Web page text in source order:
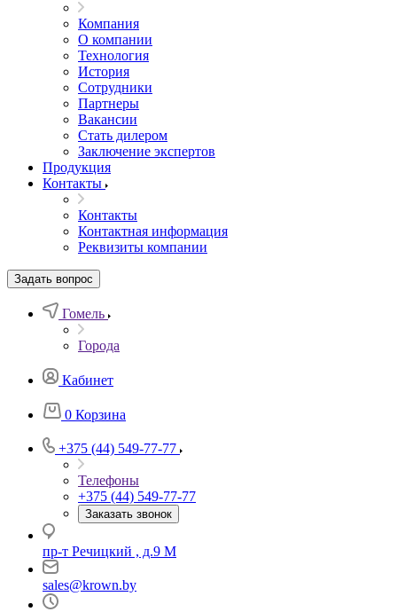
Компания
О компании
Технология
История
Сотрудники
Партнеры
Вакансии
Стать дилером
Заключение экспертов
Продукция
Контакты
Контакты
Контактная информация
Реквизиты компании
Задать вопрос
Гомель
Города
Кабинет
0 Корзина
+375 (44) 549-77-77
Телефоны
+375 (44) 549-77-77
Заказать звонок
пр-т Речицкий , д.9 М
sales@krown.by